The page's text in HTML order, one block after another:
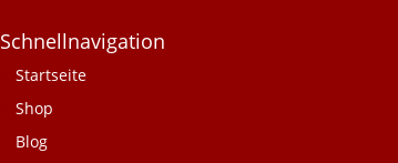
Schnellnavigation
Startseite
Shop
Blog